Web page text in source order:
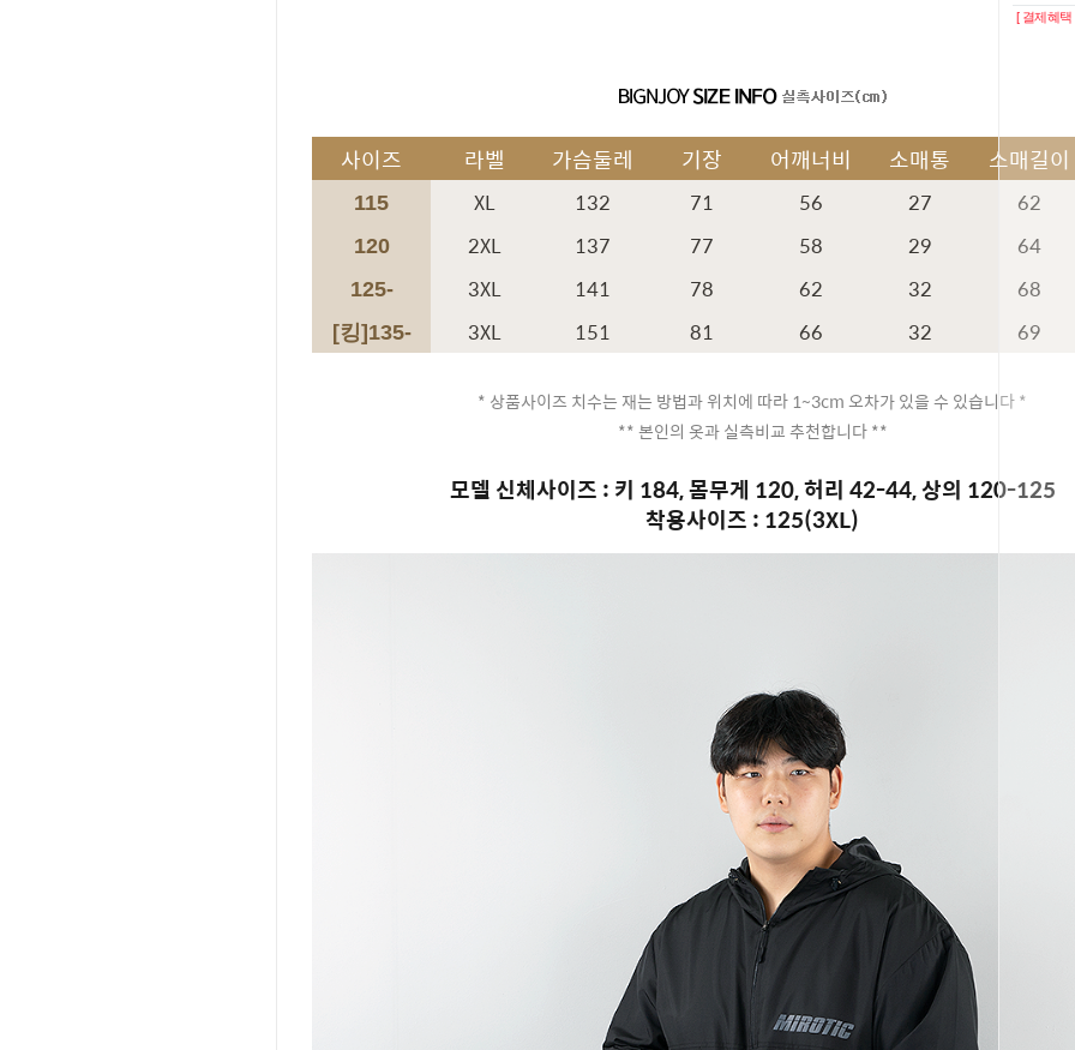
페이코 ID
[ 결제혜
사이즈 라벨 가슴둘레 기장 어깨너비 소매통 소매길이
115 XL 132 71 56 27 62
120 2XL 137 77 58 29 64
125- 3XL 141 78 62 32 68
[킹]135- 3XL 151 81 66 32 69
* 상품사이즈 치수는 재는 방법과 위치에 따라 1~3cm 오차가 있을 수 있습니다 *
** 본인의 옷과 실측비교 추천합니다 **
모델 신체사이즈 : 키 184, 몸무게 120, 허리 42-44, 상의 120-125
착용사이즈 : 125(3XL)